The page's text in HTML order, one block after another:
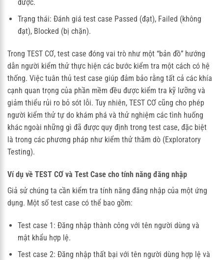
được.
Trạng thái: Đánh giá test case Passed (đạt), Failed (không
đạt), Blocked (bị chặn).
Trong TEST CƠ, test case đóng vai trò như một “bản đồ” hướng
dẫn người kiểm thử thực hiện các bước kiểm tra một cách có hệ
thống. Việc tuân thủ test case giúp đảm bảo rằng tất cả các khía
cạnh quan trọng của phần mềm đều được kiểm tra kỹ lưỡng và
giảm thiểu rủi ro bỏ sót lỗi. Tuy nhiên, TEST CƠ cũng cho phép
người kiểm thử tự do khám phá và thử nghiệm các tình huống
khác ngoài những gì đã được quy định trong test case, đặc biệt
là trong các phương pháp như kiểm thử thăm dò (Exploratory
Testing).
Ví dụ về TEST CƠ và Test Case cho tính năng đăng nhập
Giả sử chúng ta cần kiểm tra tính năng đăng nhập của một ứng
dụng. Một số test case có thể bao gồm:
Test case 1: Đăng nhập thành công với tên người dùng và
mật khẩu hợp lệ.
Test case 2: Đăng nhập thất bại với tên người dùng hợp lệ và